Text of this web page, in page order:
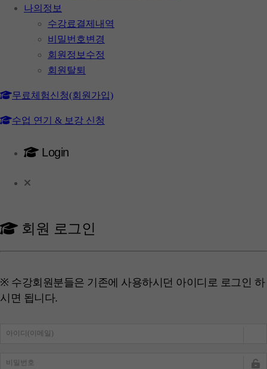
나의정보
수강료결제내역
비밀번호변경
회원정보수정
회원탈퇴
무료체험신청(회원가입)
수업 연기 & 보강 신청
Login
회원 로그인
※ 수강회원분들은 기존에 사용하시던 아이디로 로그인 하
시면 됩니다.